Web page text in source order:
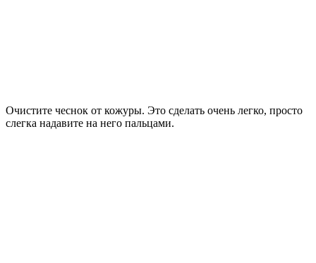
Очистите чеснок от кожуры. Это сделать очень легко, просто
слегка надавите на него пальцами.